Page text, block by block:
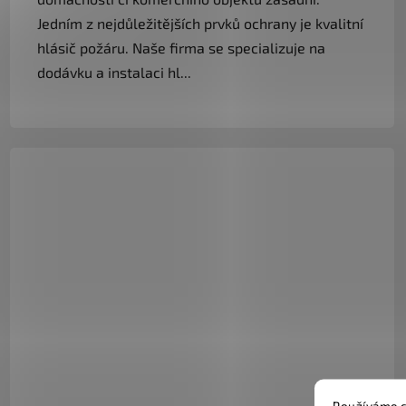
Jedním z nejdůležitějších prvků ochrany je kvalitní
hlásič požáru. Naše firma se specializuje na
dodávku a instalaci hl...